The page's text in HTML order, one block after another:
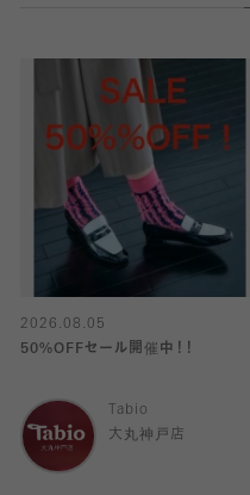
2026.08.05
50%OFFセール開催中！！
Tabio
大丸神戸店